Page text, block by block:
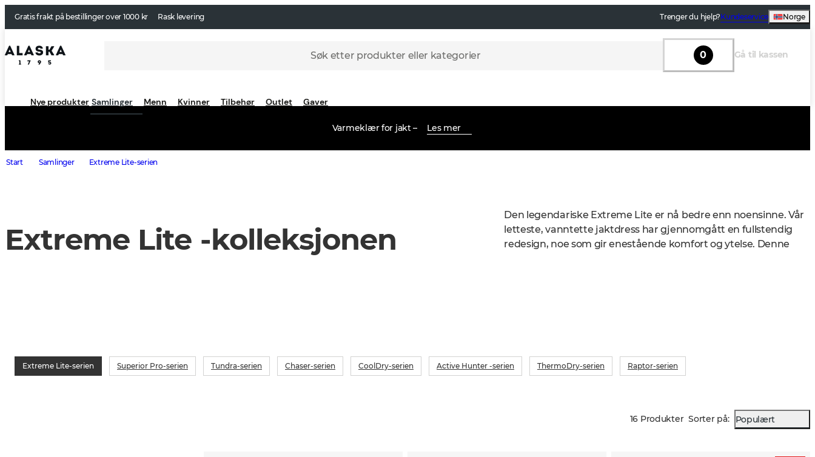
Gratis frakt på bestillinger over 1000 kr Rask levering Trenger du hjelp?Kundeservice Norge
Søk etter produkter eller kategorier 0 Gå til kassen
Nye produkter Samlinger Menn Kvinner Tilbehør Outlet Gaver
Varmeklær for jakt – Les mer
Start Samlinger Extreme Lite-serien
Extreme Lite -kolleksjonen
Den legendariske Extreme Lite er nå bedre enn noensinne. Vår
letteste, vanntette jaktdress har gjennomgått en fullstendig
redesign, noe som gir enestående komfort og ytelse. Denne
Extreme Lite har lenge vært en av våre mest solgte
produktlinjer – og med god grunn! Extreme Lite jaktjakker og -
drakten har en toveis glidelås, praktiske radiolommer på begge
sider, ventilasjonsfunksjonalitet og et helt nytt fargevalg
Extreme Lite-serien Superior Pro-serien Tundra-serien Chaser-serien CoolDry-serien Active Hunter -serien ThermoDry-serien Raptor-serien
16 Produkter Sorter på: Populært